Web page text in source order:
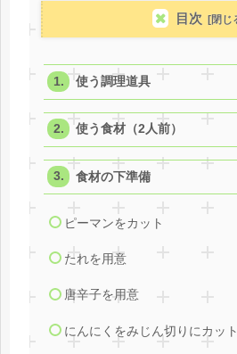
目次
使う調理道具
使う食材（2人前）
食材の下準備
ピーマンをカット
たれを用意
唐辛子を用意
にんにくをみじん切りにカット